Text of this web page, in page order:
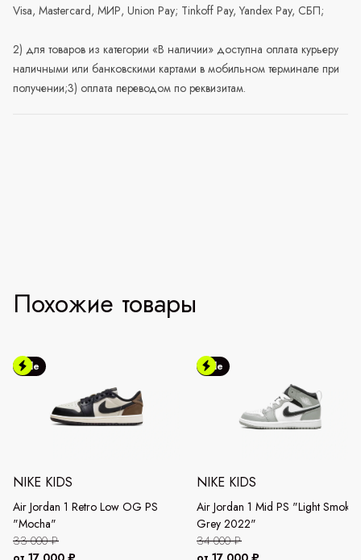
Visa, Mastercard, МИР, Union Pay; Tinkoff Pay, Yandex Pay, СБП;
2) для товаров из категории «В наличии» доступна оплата курьеру
наличными или банковскими картами в мобильном терминале при
получении;3) оплата переводом по реквизитам.
Похожие товары
Sale
NIKE KIDS
Air Jordan 1 Retro Low OG PS
"Mocha"
33 000 ₽
Sale
NIKE KIDS
Air Jordan 1 Mid PS "Light Smoke
Grey 2022"
34 000 ₽